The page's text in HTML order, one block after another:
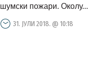
шумски пожари. Околу...
31. ЈУЛИ 2018. @ 10:18